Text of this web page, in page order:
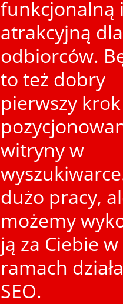
funkcjonalną i
atrakcyjną dla
odbiorców.
to też dobry
pierwszy
witryny w
dużo pracy,
możemy
ją za Ciebie w
ramach
SEO.